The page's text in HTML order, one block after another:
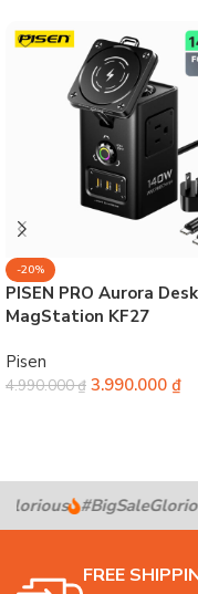
-20%
PISEN PRO Aurora
MagStation KF27
Pisen
4.990.000₫ 3.990.000 ₫
FREE